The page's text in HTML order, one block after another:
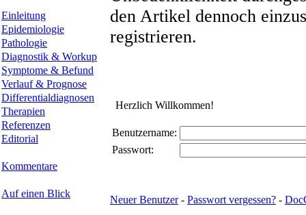
Einleitung
Epidemiologie
Pathologie
Diagnostik & Workup
Symptome & Befund
Verlauf & Prognose
Differentialdiagnosen
Therapien
Referenzen
Editorial
Kommentare
Auf einen Blick
den Artikel dennoch
registrieren.
Herzlich Willkommen!
Benutzername:
Passwort:
Neuer Benutzer- Passwort vergessen? -